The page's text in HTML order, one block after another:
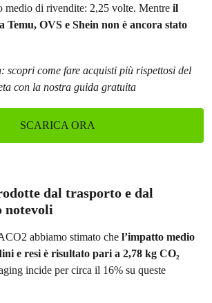
medio di rivendite: 2,25 volte. Mentre il
Temu, OVS e Shein non è ancora stato
scopri come fare acquisti più rispettosi del
con la nostra guida gratuita
SCARICA ORA
dal trasporto e dal
notevoli
abbiamo stimato che l’impatto medio
e resi è risultato pari a 2,78 kg CO₂
incide per circa il 16% su queste